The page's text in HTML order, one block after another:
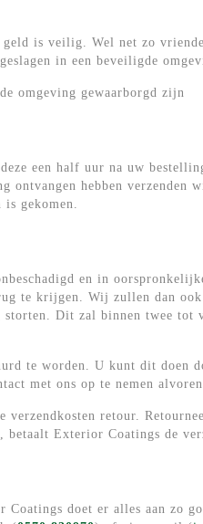
is veilig. Wel net zo
in een beveiligde
omgeving gewaarborgd zijn
een half uur na uw
hebben
gekomen.
en in
te krijgen. Wij zullen dan
Dit zal binnen twee tot
te worden. U kunt dit doen
met ons op te nemen
retour.
Exterior Coatings de
doet er alles aan zo